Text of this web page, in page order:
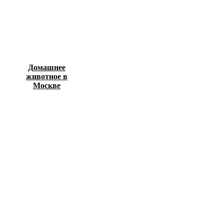
Домашнее
животное в
Москве